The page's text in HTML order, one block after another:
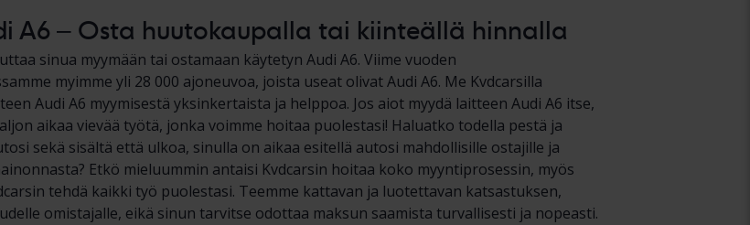
A6 – Osta huutokaupalla tai kiinteällä hinnalla
sinua myymään tai ostamaan käytetyn Audi A6. Viime vuoden
myimme yli 28 000 ajoneuvoa, joista useat olivat Audi A6. Me Kvdcarsilla
Audi A6 myymisestä yksinkertaista ja helppoa. Jos aiot myydä laitteen Audi A6 itse,
aikaa vievää työtä, jonka voimme hoitaa puolestasi! Haluatko todella pestä ja
sekä sisältä että ulkoa, sinulla on aikaa esitellä autosi mahdollisille ostajille ja
Etkö mieluummin antaisi Kvdcarsin hoitaa koko myyntiprosessin, myös
tehdä kaikki työ puolestasi. Teemme kattavan ja luotettavan katsastuksen,
omistajalle, eikä sinun tarvitse odottaa maksun saamista turvallisesti ja nopeasti.